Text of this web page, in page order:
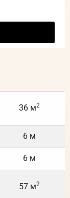
36 м2
6 м
6 м
57 м2